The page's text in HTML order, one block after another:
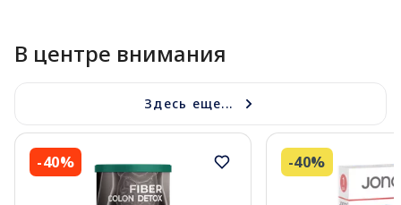
В центре внимания
Здесь еще...
-40% -40%